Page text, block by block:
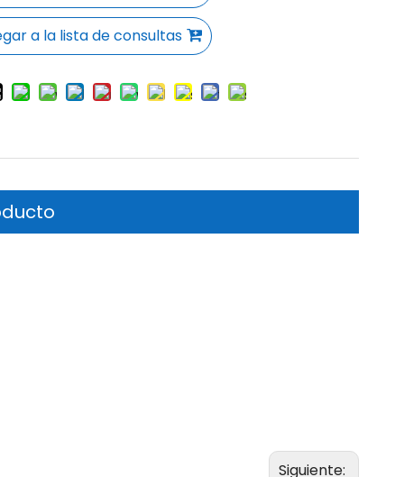
a la lista de consultas
Siguiente: